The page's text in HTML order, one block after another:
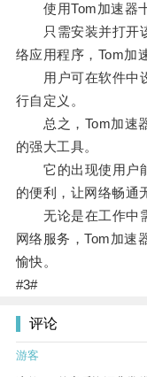
使用Tom加速器十
只需安装并打开该
络应用程序，Tom加
用户可在软件中设
行自定义。
总之，Tom加速器
的强大工具。
它的出现使用户能
的便利，让网络畅通
无论是在工作中需
网络服务，Tom加速
愉快。
#3#
评论
游客